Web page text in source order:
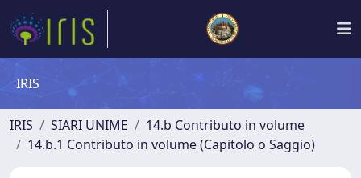
IRIS
IRIS SIARI UNIME
14.b Contributo in volume
14.b.1 Contributo in volume (Capitolo o Saggio)